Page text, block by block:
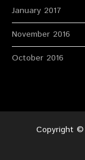
January 2017
November 2016
October 2016
Copyright ©